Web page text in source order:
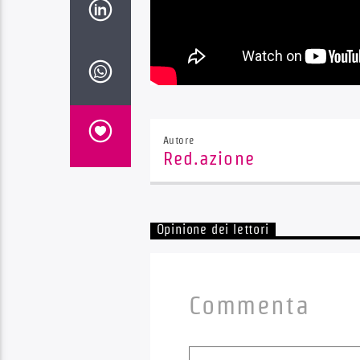
Autore
Red.azione
Opinione dei lettori
Commenta